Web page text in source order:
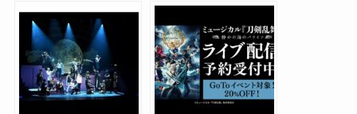
イジェスト
伴いライブ配信の
日程を変更